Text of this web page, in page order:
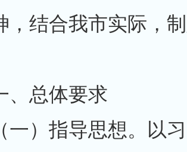
，结合我市实际，
总体要求
）指导思想。以习